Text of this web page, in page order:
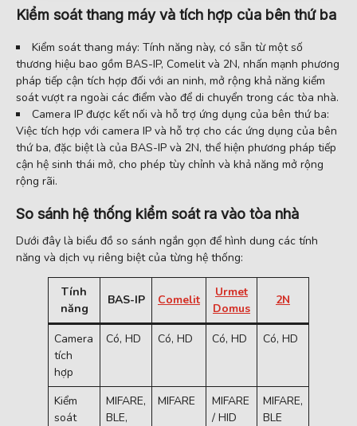
Kiểm soát thang máy và tích hợp của bên thứ ba
Kiểm soát thang máy: Tính năng này, có sẵn từ một số
thương hiệu bao gồm BAS-IP, Comelit và 2N, nhấn mạnh phương
pháp tiếp cận tích hợp đối với an ninh, mở rộng khả năng kiểm
soát vượt ra ngoài các điểm vào để di chuyển trong các tòa nhà.
Camera IP được kết nối và hỗ trợ ứng dụng của bên thứ ba:
Việc tích hợp với camera IP và hỗ trợ cho các ứng dụng của bên
thứ ba, đặc biệt là của BAS-IP và 2N, thể hiện phương pháp tiếp
cận hệ sinh thái mở, cho phép tùy chỉnh và khả năng mở rộng
rộng rãi.
So sánh hệ thống kiểm soát ra vào tòa nhà
Dưới đây là biểu đồ so sánh ngắn gọn để hình dung các tính
năng và dịch vụ riêng biệt của từng hệ thống:
Tính
năng
BAS-IP Comelit
Urmet
Domus
2N
Camera
tích
hợp
Có, HD Có, HD Có, HD Có, HD
Kiểm
soát
MIFARE,
BLE,
MIFARE
MIFARE
/ HID
MIFARE,
BLE